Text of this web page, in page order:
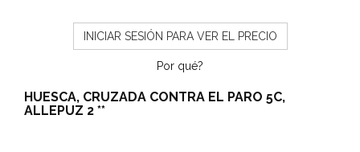
INICIAR SESIÓN PARA VER EL PRECIO
Por qué?
HUESCA, CRUZADA CONTRA EL PARO 5C,
ALLEPUZ 2 **